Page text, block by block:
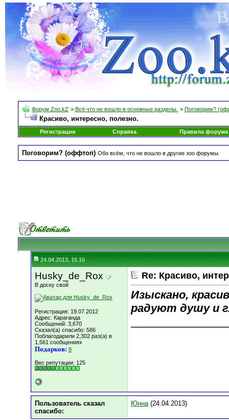
Форум Zoo.kZ > Всё что не вошло в основные разделы. > Поговорим?
Красиво, интересно, полезно.
Регистрация Справка Правила форума
Поговорим? (оффтоп) Обо всём, что не вошло в другие зоо форумы.
24.04.2013, 15:16
Husky_de_Rox
В доску свой
Регистрация: 19.07.2012
Адрес: Караганда
Сообщений: 3,670
Сказал(а) спасибо: 586
Поблагодарили 2,302 раз(а) в
1,561 сообщениях
Подарков: 8
Вес репутации: 125
Re: Красиво,
Изыскано,
радуют душу и
Пользователь сказал
cпасибо:
Юнна(24.04.2013)